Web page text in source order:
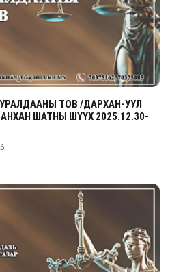
ТОВ /ДАРХАН-УУЛ
ШАТНЫ ШҮҮХ 2025.12.30-